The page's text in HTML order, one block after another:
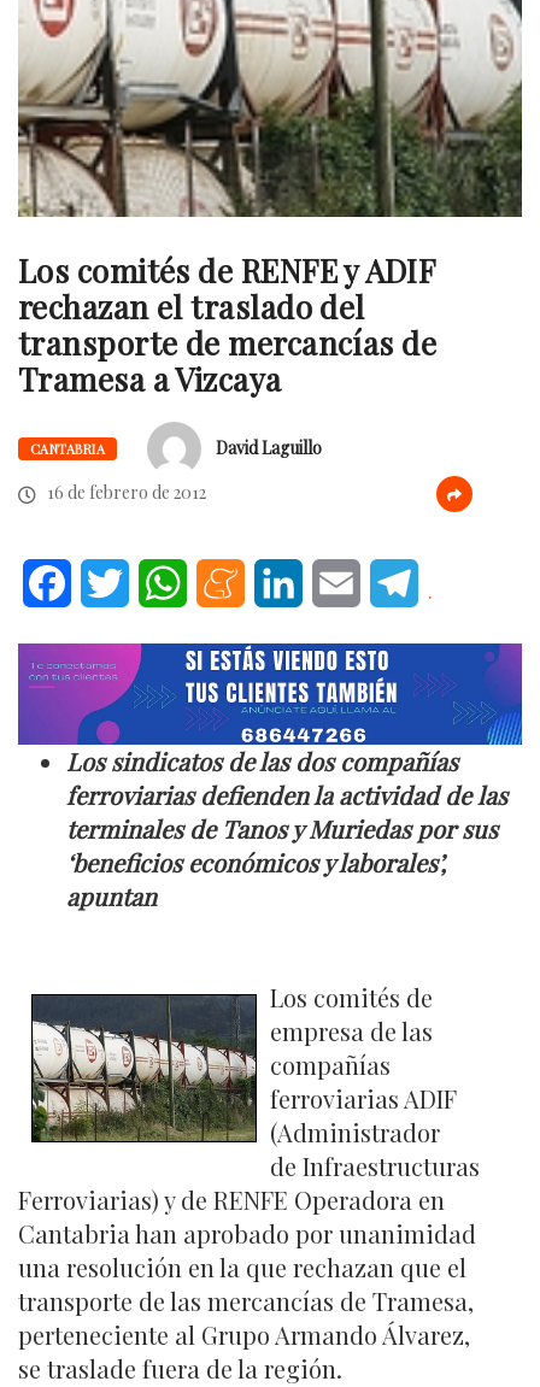
Los comités de RENFE y ADIF
rechazan el traslado del
transporte de mercancías de
Tramesa a Vizcaya
CANTABRIA
David Laguillo
16 de febrero de 2012
FacebookTwitter WhatsAppMeneameLinkedInEmail .
Los sindicatos de las dos compañías
ferroviarias defienden la actividad de las
terminales de Tanos y Muriedas por sus
‘beneficios económicos y laborales’,
apuntan
Los comités de
empresa de las
compañías
ferroviarias ADIF
(Administrador
de Infraestructuras
Ferroviarias) y de RENFE Operadora en
Cantabria han aprobado por unanimidad
una resolución en la que rechazan que el
transporte de las mercancías de Tramesa,
perteneciente al Grupo Armando Álvarez,
se traslade fuera de la región.